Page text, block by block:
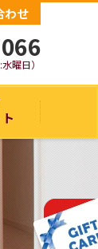
わせ
曜日）